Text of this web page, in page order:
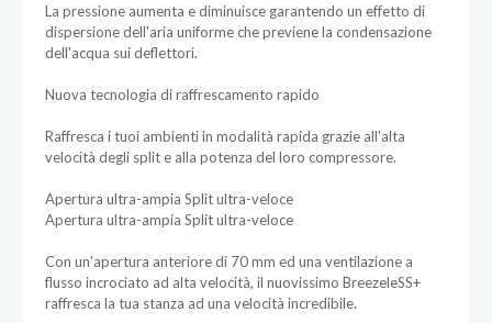
La pressione aumenta e diminuisce garantendo un effetto di
dispersione dell'aria uniforme che previene la condensazione
dell'acqua sui deflettori.
Nuova tecnologia di raffrescamento rapido
Raffresca i tuoi ambienti in modalità rapida grazie all'alta
velocità degli split e alla potenza del loro compressore.
Apertura ultra-ampia Split ultra-veloce
Apertura ultra-ampia Split ultra-veloce
Con un'apertura anteriore di 70 mm ed una ventilazione a
flusso incrociato ad alta velocità, il nuovissimo BreezeleSS+
raffresca la tua stanza ad una velocità incredibile.